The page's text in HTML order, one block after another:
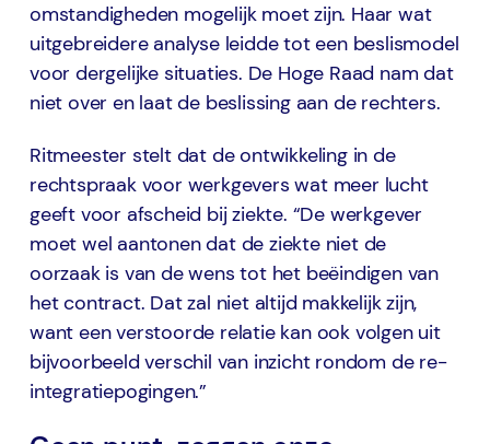
omstandigheden mogelijk moet zijn. Haar wat
uitgebreidere analyse leidde tot een beslismodel
voor dergelijke situaties. De Hoge Raad nam dat
niet over en laat de beslissing aan de rechters.
Ritmeester stelt dat de ontwikkeling in de
rechtspraak voor werkgevers wat meer lucht
geeft voor afscheid bij ziekte. “De werkgever
moet wel aantonen dat de ziekte niet de
oorzaak is van de wens tot het beëindigen van
het contract. Dat zal niet altijd makkelijk zijn,
want een verstoorde relatie kan ook volgen uit
bijvoorbeeld verschil van inzicht rondom de re-
integratiepogingen.”